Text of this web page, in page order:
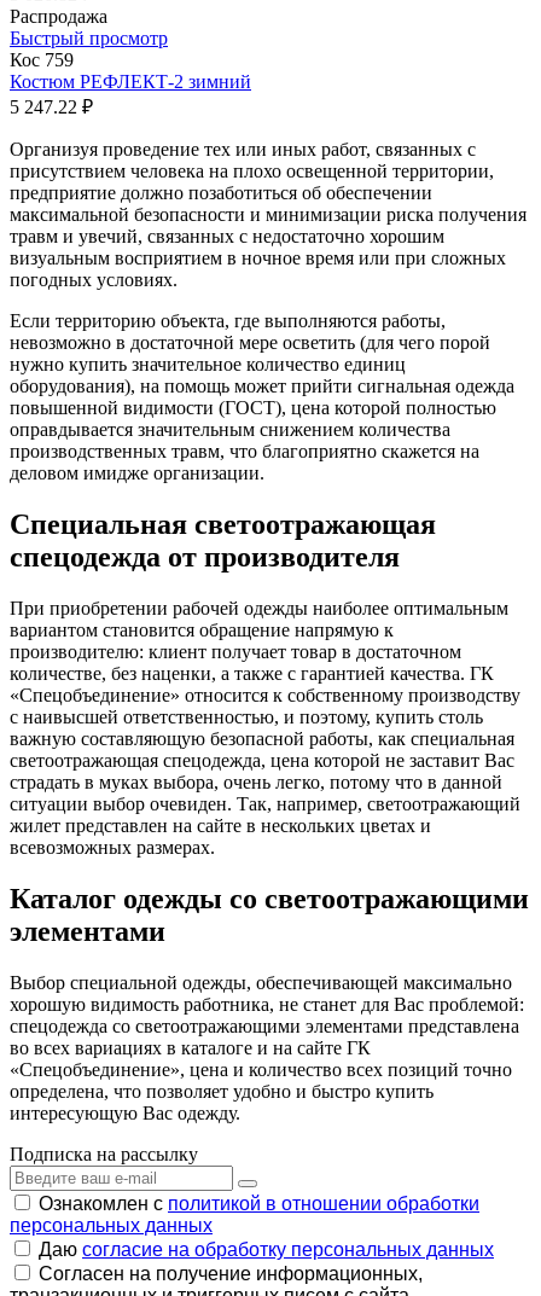
Распродажа
Быстрый просмотр
Кос 759
Костюм РЕФЛЕКТ-2 зимний
5 247.22 ₽
Организуя проведение тех или иных работ, связанных с
присутствием человека на плохо освещенной территории,
предприятие должно позаботиться об обеспечении
максимальной безопасности и минимизации риска получения
травм и увечий, связанных с недостаточно хорошим
визуальным восприятием в ночное время или при сложных
погодных условиях.
Если территорию объекта, где выполняются работы,
невозможно в достаточной мере осветить (для чего порой
нужно купить значительное количество единиц
оборудования), на помощь может прийти сигнальная одежда
повышенной видимости (ГОСТ), цена которой полностью
оправдывается значительным снижением количества
производственных травм, что благоприятно скажется на
деловом имидже организации.
Специальная светоотражающая
спецодежда от производителя
При приобретении рабочей одежды наиболее оптимальным
вариантом становится обращение напрямую к
производителю: клиент получает товар в достаточном
количестве, без наценки, а также с гарантией качества. ГК
«Спецобъединение» относится к собственному производству
с наивысшей ответственностью, и поэтому, купить столь
важную составляющую безопасной работы, как специальная
светоотражающая спецодежда, цена которой не заставит Вас
страдать в муках выбора, очень легко, потому что в данной
ситуации выбор очевиден. Так, например, светоотражающий
жилет представлен на сайте в нескольких цветах и
всевозможных размерах.
Каталог одежды со светоотражающими
элементами
Выбор специальной одежды, обеспечивающей максимально
хорошую видимость работника, не станет для Вас проблемой:
спецодежда со светоотражающими элементами представлена
во всех вариациях в каталоге и на сайте ГК
«Спецобъединение», цена и количество всех позиций точно
определена, что позволяет удобно и быстро купить
интересующую Вас одежду.
Подписка на рассылку
Ознакомлен с политикой в отношении обработки
персональных данных
Даю согласие на обработку персональных данных
Согласен на получение информационных,